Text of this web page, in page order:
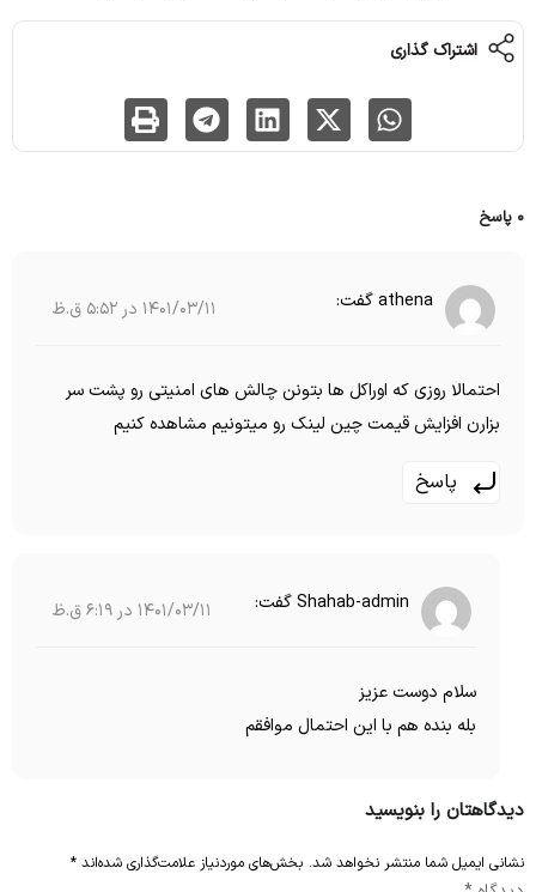
اشتراک گذاری
0 پاسخ
athenaگفت: 1401/03/11 در 5:52 ق.ظ
احتمالا روزی که اوراکل ها بتونن چالش های امنیتی رو پشت سر
بزارن افزایش قیمت چین لینک رو میتونیم مشاهده کنیم
پاسخ
Shahab-adminگفت: 1401/03/11 در 6:19 ق.ظ
سلام دوست عزیز
بله بنده هم با این احتمال موافقم
دیدگاهتان را بنویسید
نشانی ایمیل شما منتشر نخواهد شد. بخش‌های موردنیاز علامت‌گذاری شده‌اند *